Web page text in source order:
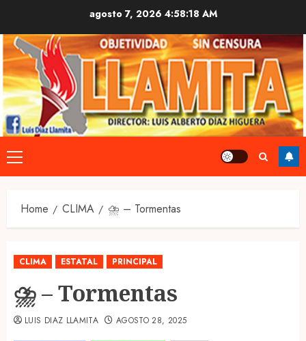
content
agosto 7, 2026 4:58:19 AM
Primary
Menu
Home CLIMA ⛈ – Tormentas
CLIMA ESTATAL PRINCIPAL
⛈ – Tormentas
LUIS DIAZ LLAMITA AGOSTO 28, 2025